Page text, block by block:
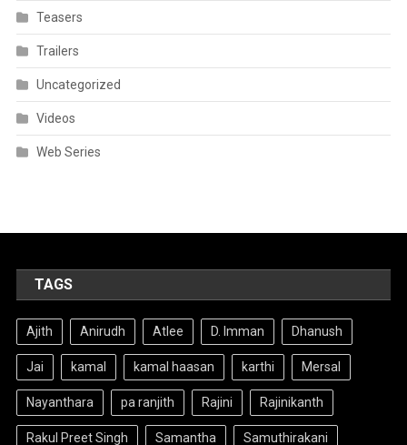
Teasers
Trailers
Uncategorized
Videos
Web Series
TAGS
Ajith Anirudh Atlee D. Imman Dhanush
Jai kamal kamal haasan karthi Mersal
Nayanthara pa ranjith Rajini Rajinikanth
Rakul Preet Singh Samantha Samuthirakani